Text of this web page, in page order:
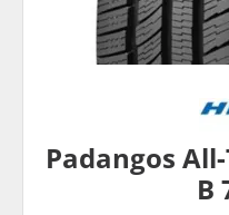
Padangos
B